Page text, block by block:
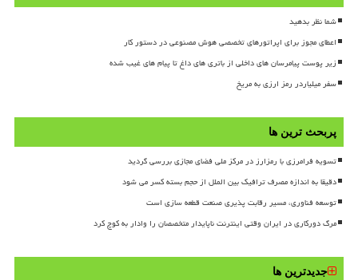
شما نظر بدهید
اعطای مجوز برای اپراتورهای تخصصی هوش مصنوعی در دستور کار
زیر پوست پیامرسان های داخلی از باتری های داغ تا پیام های غیب شده
سفر میلیاردر رمز ارزی به مریخ
پربحث ترین ها
تسویه فرامرزی با رمزارز در مرکز ملی فضای مجازی بررسی گردید
دقیقا به اندازه مصرف ترافیک بین الملل از حجم بسته کسر می شود
توسعه فناوری، مسیر رقابت پذیری صنعت قطعه سازی است
مرگ دورکاری در ایران وقتی اینترنت ناپایدار متخصصان را وادار به کوچ کرد
جدیدترین ها